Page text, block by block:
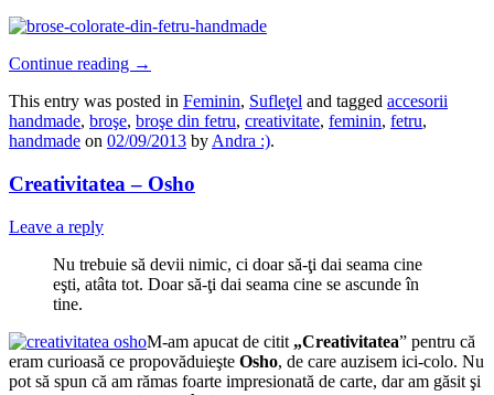
Continue reading →
This entry was posted in Feminin, Sufleţel and tagged accesorii
handmade, broşe, broşe din fetru, creativitate, feminin, fetru,
handmade on 02/09/2013 byAndra :).
Creativitatea – Osho
Leave a reply
Nu trebuie să devii nimic, ci doar să-ţi dai seama cine
eşti, atâta tot. Doar să-ţi dai seama cine se ascunde în
tine.
M-am apucat de citit „Creativitatea” pentru că
eram curioasă ce propovăduieşte Osho, de care auzisem ici-colo. Nu
pot să spun că am rămas foarte impresionată de carte, dar am găsit şi